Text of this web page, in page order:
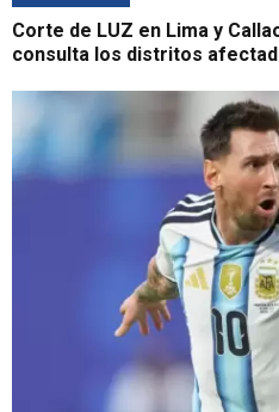
Corte de LUZ en Lima y
consulta los distritos